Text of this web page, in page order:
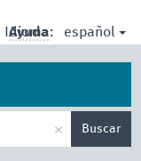
Idioma: español
Ayuda
× Buscar